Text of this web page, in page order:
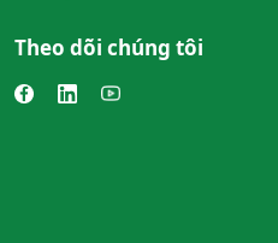
Theo dõi chúng tôi